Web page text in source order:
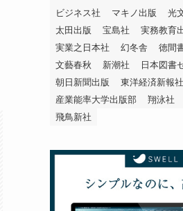
ビジネス社
マキノ出版 光
太田出版
宝島社
実務教育
実業之日本社
幻冬舎 徳間
文藝春秋
新潮社 日本図書
朝日新聞出版
東洋経済新報社
産業能率大学出版部
翔泳社
飛鳥新社